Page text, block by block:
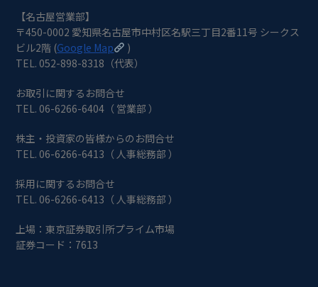
【名古屋営業部】
〒450-0002 愛知県名古屋市中村区名駅三丁目2番11号 シークス
ビル2階 (Google Map
)
TEL. 052-898-8318（代表）
お取引に関するお問合せ
TEL. 06-6266-6404（ 営業部 ）
株主・投資家の皆様からのお問合せ
TEL. 06-6266-6413（ 人事総務部 ）
採用に関するお問合せ
TEL. 06-6266-6413（ 人事総務部 ）
上場：東京証券取引所プライム市場
証券コード：7613